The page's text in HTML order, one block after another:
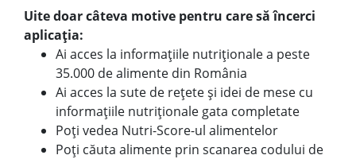
Uite doar câteva motive pentru care să încerci
aplicația:
Ai acces la informațiile nutriționale a peste
35.000 de alimente din România
Ai acces la sute de rețete și idei de mese cu
informațiile nutriționale gata completate
Poți vedea Nutri-Score-ul alimentelor
Poți căuta alimente prin scanarea codului de